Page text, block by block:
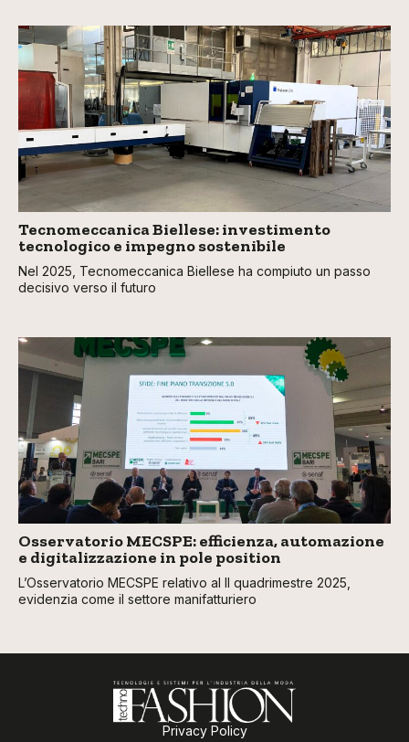
Tecnomeccanica Biellese: investimento
tecnologico e impegno sostenibile
Nel 2025, Tecnomeccanica Biellese ha compiuto un passo
decisivo verso il futuro
Osservatorio MECSPE: efficienza, automazione
e digitalizzazione in pole position
L’Osservatorio MECSPE relativo al II quadrimestre 2025,
evidenzia come il settore manifatturiero
Privacy Policy